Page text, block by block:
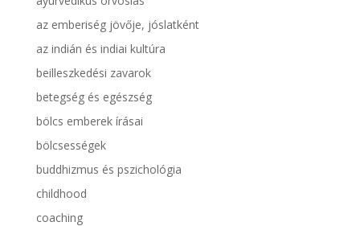
az emberiség jövője, jóslatként
az indián és indiai kultúra
beilleszkedési zavarok
betegség és egészség
bölcs emberek írásai
bölcsességek
buddhizmus és pszichológia
childhood
coaching